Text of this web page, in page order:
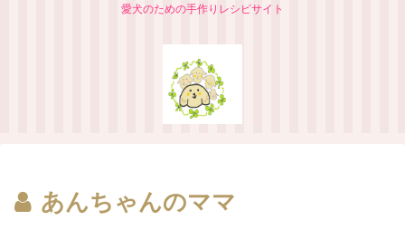
愛犬のための手作りレシピサイト
あんちゃんのママ